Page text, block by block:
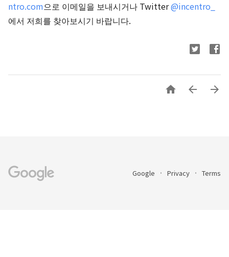
ntro.com으로 이메일을 보내시거나 Twitter@incentro_
에서 저희를 찾아보시기 바랍니다.
  
Google Privacy Terms